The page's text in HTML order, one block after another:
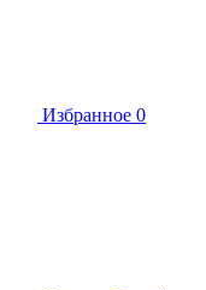
Избранное 0